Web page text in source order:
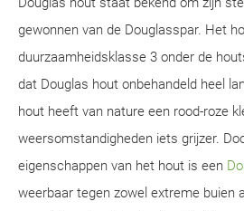
gewonnen van de Douglasspar. Het
duurzaamheidsklasse 3 onder de
dat Douglas hout onbehandeld heel
hout heeft van nature een rood-roze
weersomstandigheden iets grijzer.
eigenschappen van het hout is een
weerbaar tegen zowel extreme buien